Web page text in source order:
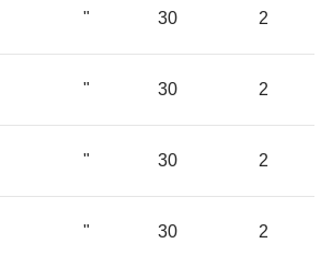
" 30 2
" 30 2
" 30 2
" 30 2